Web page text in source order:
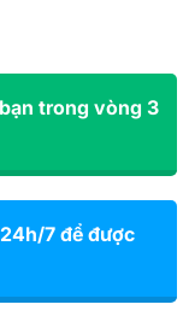
trong vòng 3
7 để được